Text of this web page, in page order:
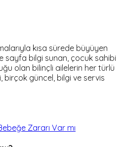
kısa sürede büyüyen
sayfa bilgi sunan, çocuk sahibi
olan bilinçli ailelerin her türlü
birçok güncel, bilgi ve servis
Zararı Var mı